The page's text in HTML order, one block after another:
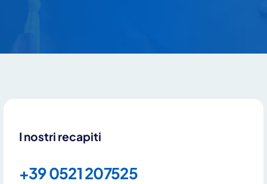
I nostri recapiti
+39 0521 207525
informazioni